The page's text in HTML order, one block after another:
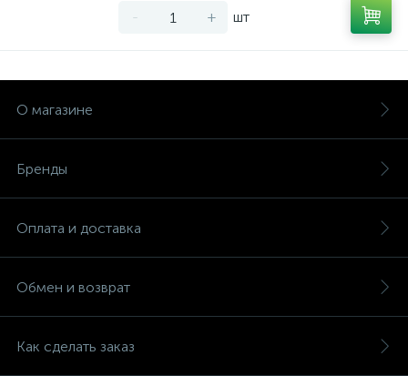
- + шт
О магазине
Бренды
Оплата и доставка
Обмен и возврат
Как сделать заказ